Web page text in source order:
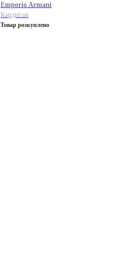
Emporio Armani
Кардиган
Товар розкуплено